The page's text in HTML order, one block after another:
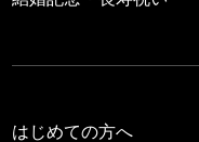
はじめての方へ